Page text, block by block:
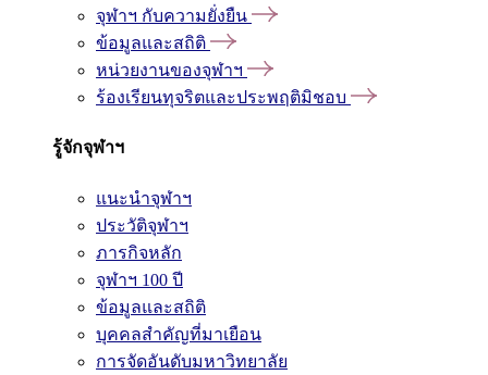
จุฬาฯ กับความยั่งยืน
ข้อมูลและสถิติ
หน่วยงานของจุฬาฯ
ร้องเรียนทุจริตและประพฤติมิชอบ
รู้จักจุฬาฯ
แนะนำจุฬาฯ
ประวัติจุฬาฯ
ภารกิจหลัก
จุฬาฯ 100 ปี
ข้อมูลและสถิติ
บุคคลสำคัญที่มาเยือน
การจัดอันดับมหาวิทยาลัย